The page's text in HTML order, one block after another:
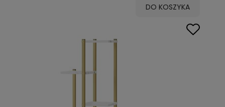
DO KOSZYKA